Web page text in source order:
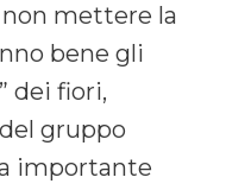
mettere la
bene gli
dei fiori,
gruppo
importante